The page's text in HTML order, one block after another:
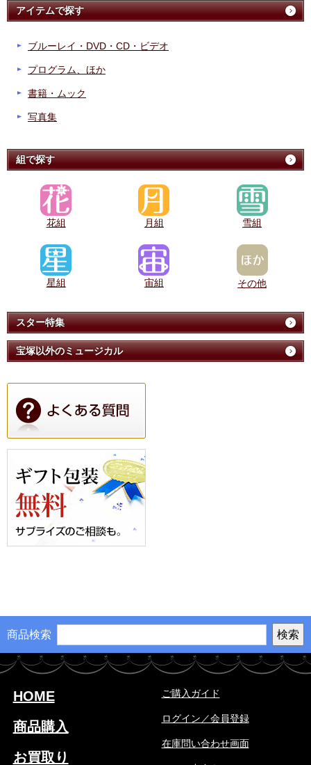
アイテムで探す
ブルーレイ・DVD・CD・ビデオ
プログラム、ほか
書籍・ムック
写真集
組で探す
花組 月組 雪組
星組 宙組 その他
スター特集
宝塚以外のミュージカル
商品検索
HOME
商品購入
お買取り
ご購入ガイド
ログイン／会員登録
在庫問い合わせ画面